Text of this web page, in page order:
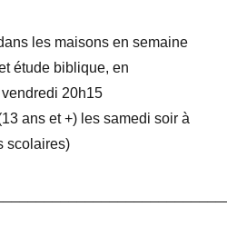
les maisons en semaine
étude biblique, en
20h15
ans et +) les samedi soir à
scolaires)